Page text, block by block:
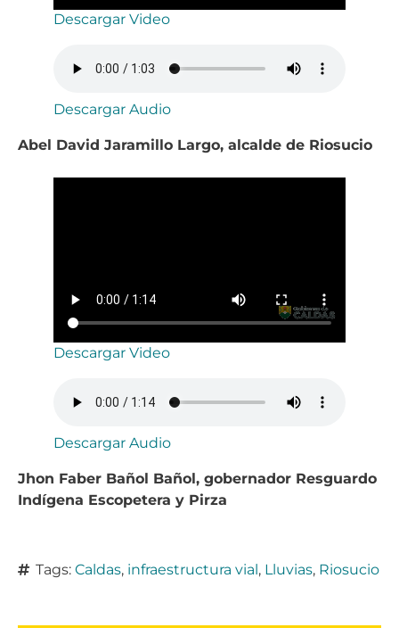
Descargar Video
Descargar Audio
Abel David Jaramillo Largo, alcalde de Riosucio
Descargar Video
Descargar Audio
Jhon Faber Bañol Bañol, gobernador Resguardo
Indígena Escopetera y Pirza
Tags: Caldas, infraestructura vial, Lluvias, Riosucio